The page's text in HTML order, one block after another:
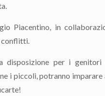
Piacentino, in
conflitti.
a disposizione per i
i piccoli, potranno